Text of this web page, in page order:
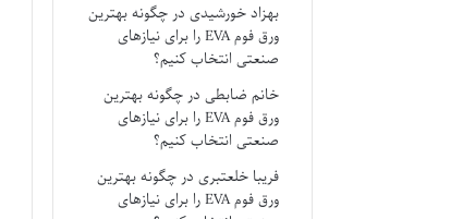
بهزاد خورشیدی درچگونه بهترین
ورق فوم EVA را برای نیازهای
صنعتی انتخاب کنیم؟
خانم ضابطی درچگونه بهترین
ورق فوم EVA را برای نیازهای
صنعتی انتخاب کنیم؟
فریبا خلعتبری درچگونه بهترین
ورق فوم EVA را برای نیازهای